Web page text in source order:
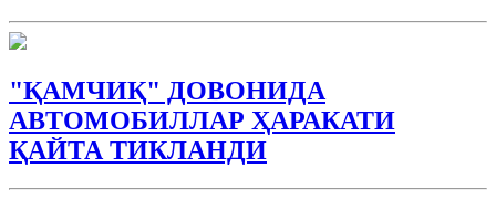
"ҚАМЧИҚ" ДОВОНИДА
АВТОМОБИЛЛАР ҲАРАКАТИ
ҚАЙТА ТИКЛАНДИ